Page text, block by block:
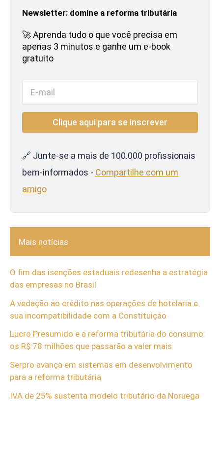
Newsletter: domine a reforma tributária
🚀 Aprenda tudo o que você precisa em
apenas 3 minutos e ganhe um e-book
gratuito
🔗 Junte-se a mais de 100.000 profissionais
bem-informados - Compartilhe com um
amigo
Mais notícias
O fim das isenções estaduais redesenha a estratégia
das empresas no Brasil
A vedação ao crédito nas operações de hotelaria e
sua incompatibilidade com a Constituição
Lucro Presumido e a reforma tributária do consumo:
os R$ 78 milhões que passarão a valer mais
Serpro avança em sistemas em desenvolvimento
para a reforma tributária
IVA de 25% sustenta modelo tributário da Noruega